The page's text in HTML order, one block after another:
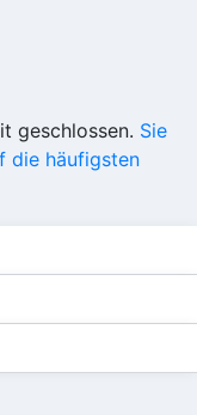
geschlossen. Sie
die häufigsten